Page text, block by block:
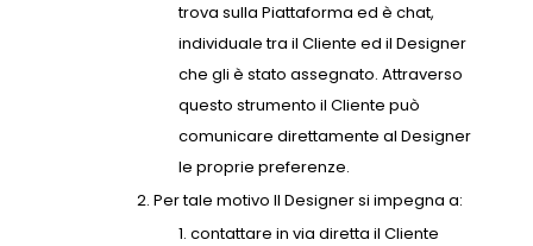
trova sulla Piattaforma ed è chat,
individuale tra il Cliente ed il Designer
che gli è stato assegnato. Attraverso
questo strumento il Cliente può
comunicare direttamente al Designer
le proprie preferenze.
Per tale motivo Il Designer si impegna a:
contattare in via diretta il Cliente